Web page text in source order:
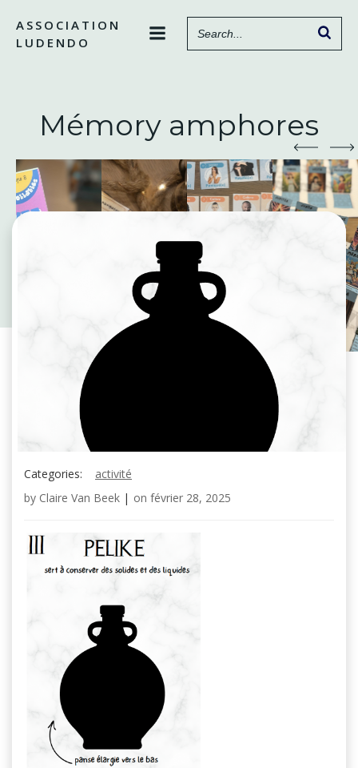
contenu
ASSOCIATION
LUDENDO
Mémory amphores
Categories:
activité
by Claire Van Beek | on février 28, 2025